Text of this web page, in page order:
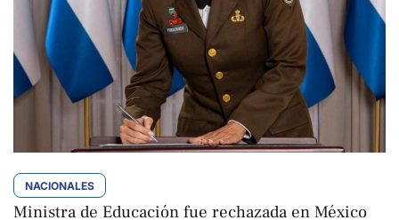
NACIONALES
Ministra de Educación fue rechazada en México